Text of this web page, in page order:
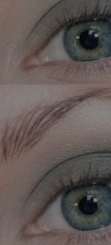
Descrizione
6 mesi
Questo cookie è
per i video di
sito web sta
Sessione
Questo cookie è